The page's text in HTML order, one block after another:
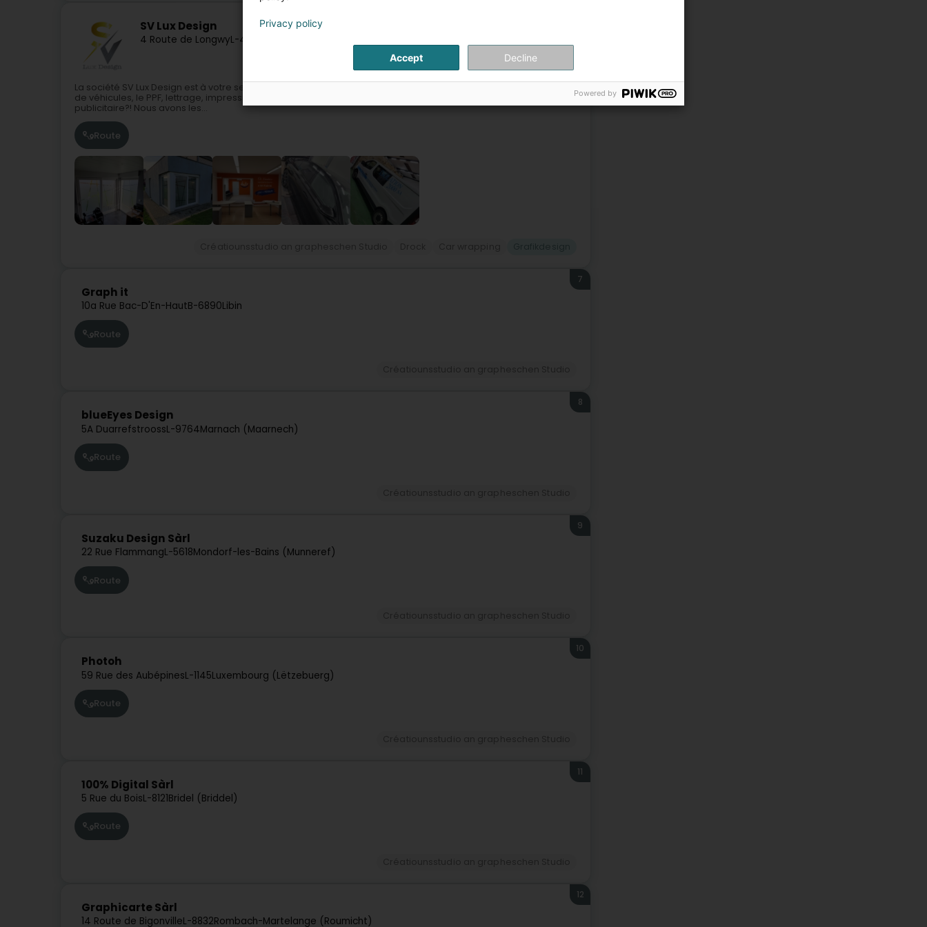
SV Lux Design
4 Route de LongwyL-4830
La société SV Lux Design est à votre service à Rodange.Notre entreprise vous propose des services de covering
de véhicules, le PPF, lettrage, impression ou encore la création de vos enseignes.Besoin d'une bâche
publicitaire?! Nous avons les...
Route
Graph it
10a Rue Bac-D'En-HautB-6890Libin
7
Route
blueEyes Design
5A DuarrefstroossL-9764Marnach (Maarnech)
8
Route
Suzaku Design Sàrl
22 Rue FlammangL-5618Mondorf-les-Bains (Munneref)
9
Route
Photoh
59 Rue des AubépinesL-1145Luxembourg (Lëtzebuerg)
10
Route
100% Digital Sàrl
5 Rue du BoisL-8121Bridel (Briddel)
11
Route
Graphicarte Sàrl
14 Route de BigonvilleL-8832Rombach-Martelange (Roumicht)
12
Privacy policy
Accept Decline
Powered by